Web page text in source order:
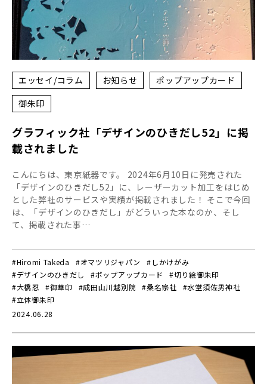
エッセイ/コラム お知らせ
ポップアップカード
御朱印
グラフィック社「デザインのひきだし52」に掲
載されました
こんにちは、東京紙器です。 2024年6月10日に発売された
「デザインのひきだし52」に、レーザーカット加工をはじめ
とした弊社のサービスや実績が掲載されました！ そこで今回
は、「デザインのひきだし」がどういった本なのか、そし
て、掲載された事…
#Hiromi Takeda #オマツリジャパン
#しかけがみ
#デザインのひきだし
#ポップアップカード
#切り絵御朱印
#大橋忍
#御華印 #成田山川越別院 #桑名宗社
#水堂須佐男神社
#立体御朱印
2024.06.28